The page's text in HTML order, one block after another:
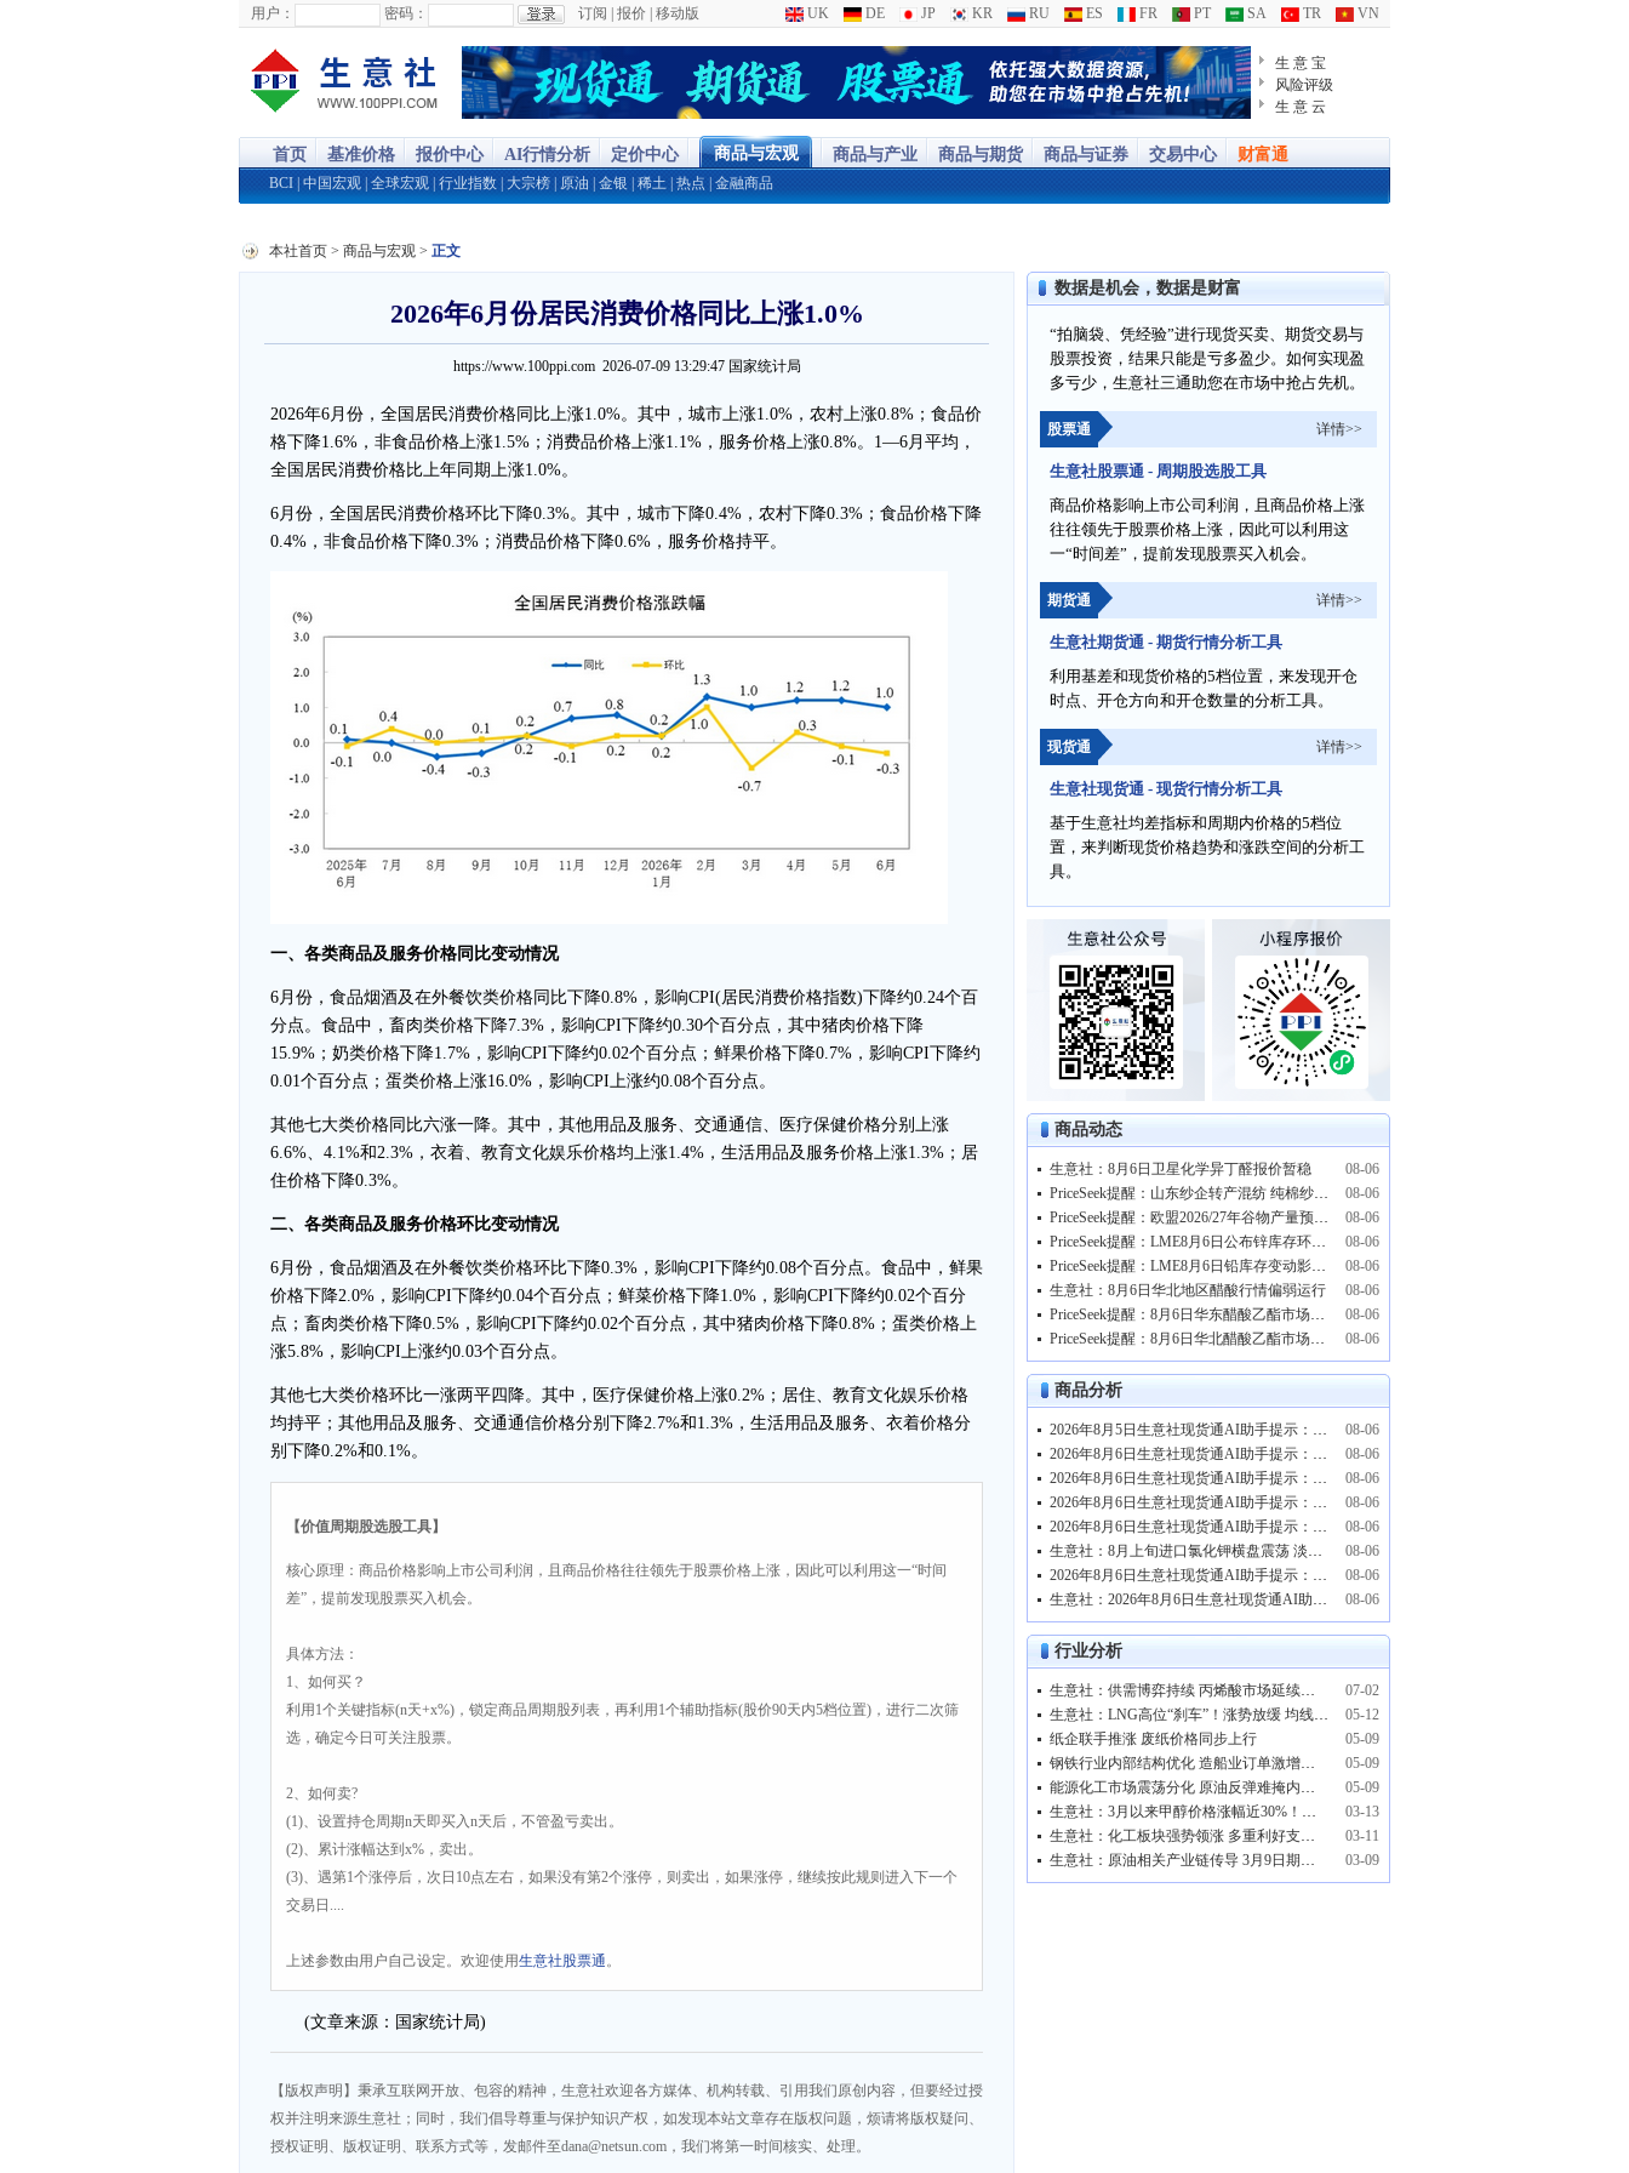
用户： 密码： 订阅 报价 移动版 UK DE JP KR RU ES FR PT SA TR VN
生 意 宝
风险评级
生 意 云
首页 基准价格 报价中心 AI行情分析 定价中心 商品与宏观 商品与产业 商品与期货 商品与证券 交易中心 财富通
BCI 中国宏观 全球宏观 行业指数 大宗榜 原油 金银 稀土 热点 金融商品
本社首页 > 商品与宏观 > 正文
2026年6月份居民消费价格同比上涨1.0%
https://www.100ppi.com 2026-07-09 13:29:47 国家统计局
2026年6月份，全国居民消费价格同比上涨1.0%。其中，城市上涨1.0%，农村上涨0.8%；食品价
格下降1.6%，非食品价格上涨1.5%；消费品价格上涨1.1%，服务价格上涨0.8%。1—6月平均，
全国居民消费价格比上年同期上涨1.0%。
6月份，全国居民消费价格环比下降0.3%。其中，城市下降0.4%，农村下降0.3%；食品价格下降
0.4%，非食品价格下降0.3%；消费品价格下降0.6%，服务价格持平。
一、各类商品及服务价格同比变动情况
6月份，食品烟酒及在外餐饮类价格同比下降0.8%，影响CPI(居民消费价格指数)下降约0.24个百
分点。食品中，畜肉类价格下降7.3%，影响CPI下降约0.30个百分点，其中猪肉价格下降
15.9%；奶类价格下降1.7%，影响CPI下降约0.02个百分点；鲜果价格下降0.7%，影响CPI下降约
0.01个百分点；蛋类价格上涨16.0%，影响CPI上涨约0.08个百分点。
其他七大类价格同比六涨一降。其中，其他用品及服务、交通通信、医疗保健价格分别上涨
6.6%、4.1%和2.3%，衣着、教育文化娱乐价格均上涨1.4%，生活用品及服务价格上涨1.3%；居
住价格下降0.3%。
二、各类商品及服务价格环比变动情况
6月份，食品烟酒及在外餐饮类价格环比下降0.3%，影响CPI下降约0.08个百分点。食品中，鲜果
价格下降2.0%，影响CPI下降约0.04个百分点；鲜菜价格下降1.0%，影响CPI下降约0.02个百分
点；畜肉类价格下降0.5%，影响CPI下降约0.02个百分点，其中猪肉价格下降0.8%；蛋类价格上
涨5.8%，影响CPI上涨约0.03个百分点。
其他七大类价格环比一涨两平四降。其中，医疗保健价格上涨0.2%；居住、教育文化娱乐价格
均持平；其他用品及服务、交通通信价格分别下降2.7%和1.3%，生活用品及服务、衣着价格分
别下降0.2%和0.1%。
【价值周期股选股工具】
核心原理：商品价格影响上市公司利润，且商品价格往往领先于股票价格上涨，因此可以利用这一“时间
差”，提前发现股票买入机会。
具体方法：
1、如何买？
利用1个关键指标(n天+x%)，锁定商品周期股列表，再利用1个辅助指标(股价90天内5档位置)，进行二次筛
选，确定今日可关注股票。
2、如何卖?
(1)、设置持仓周期n天即买入n天后，不管盈亏卖出。
(2)、累计涨幅达到x%，卖出。
(3)、遇第1个涨停后，次日10点左右，如果没有第2个涨停，则卖出，如果涨停，继续按此规则进入下一个
交易日....
上述参数由用户自己设定。欢迎使用生意社股票通。
(文章来源：国家统计局)
【版权声明】秉承互联网开放、包容的精神，生意社欢迎各方媒体、机构转载、引用我们原创内容，但要经过授
权并注明来源生意社；同时，我们倡导尊重与保护知识产权，如发现本站文章存在版权问题，烦请将版权疑问、
授权证明、版权证明、联系方式等，发邮件至dana@netsun.com，我们将第一时间核实、处理。
数据是机会，数据是财富
“拍脑袋、凭经验”进行现货买卖、期货交易与
股票投资，结果只能是亏多盈少。如何实现盈
多亏少，生意社三通助您在市场中抢占先机。
股票通 详情>>
生意社股票通 - 周期股选股工具
商品价格影响上市公司利润，且商品价格上涨
往往领先于股票价格上涨，因此可以利用这
一“时间差”，提前发现股票买入机会。
期货通 详情>>
生意社期货通 - 期货行情分析工具
利用基差和现货价格的5档位置，来发现开仓
时点、开仓方向和开仓数量的分析工具。
现货通 详情>>
生意社现货通 - 现货行情分析工具
基于生意社均差指标和周期内价格的5档位
置，来判断现货价格趋势和涨跌空间的分析工
具。
商品动态
生意社：8月6日卫星化学异丁醛报价暂稳
08-06
PriceSeek提醒：山东纱企转产混纺 纯棉纱暂无报价
08-06
PriceSeek提醒：欧盟2026/27年谷物产量预计同比下滑
08-06
PriceSeek提醒：LME8月6日公布锌库存环比下降
08-06
PriceSeek提醒：LME8月6日铅库存变动影响分析
08-06
生意社：8月6日华北地区醋酸行情偏弱运行
08-06
PriceSeek提醒：8月6日华东醋酸乙酯市场平稳偏弱
08-06
PriceSeek提醒：8月6日华北醋酸乙酯市场弱势下调
08-06
商品分析
2026年8月5日生意社现货通AI助手提示：环氧氯丙烷偏空整理
08-06
2026年8月6日生意社现货通AI助手提示：白糖强势反弹
08-06
2026年8月6日生意社现货通AI助手提示：二氯甲烷价格趋势下跌
08-06
2026年8月6日生意社现货通AI助手提示：金属硅稳步偏强运行
08-06
2026年8月6日生意社现货通AI助手提示：二氯甲烷趋势下跌
08-06
生意社：8月上旬进口氯化钾横盘震荡 淡季蓄力静待秋肥旺季拐点
08-06
2026年8月6日生意社现货通AI助手提示：苯胺继续上涨受限
08-06
生意社：2026年8月6日生意社现货通AI助手提示：尿素仍存下跌趋势
08-06
行业分析
生意社：供需博弈持续 丙烯酸市场延续弱势
07-02
生意社：LNG高位“刹车”！涨势放缓 均线释放关键警示
05-12
纸企联手推涨 废纸价格同步上行
05-09
钢铁行业内部结构优化 造船业订单激增支撑长期需求
05-09
能源化工市场震荡分化 原油反弹难掩内盘疲软
05-09
生意社：3月以来甲醇价格涨幅近30%！甲醇板块表现亮眼
03-13
生意社：化工板块强势领涨 多重利好支撑景气上行
03-11
生意社：原油相关产业链传导 3月9日期货商品市场现涨停潮
03-09